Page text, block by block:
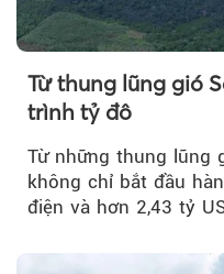
Từ thung lũng gió
trình tỷ đô
Từ những thung lũng
không chỉ bắt đầu
điện và hơn 2,43 tỷ